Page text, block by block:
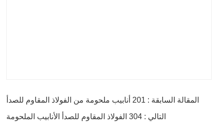
المقالة السابقة : 201 أنابيب ملحومة من الفولاذ المقاوم للصدأ
التالي : 304 الفولاذ المقاوم للصدأ الأنابيب الملحومة